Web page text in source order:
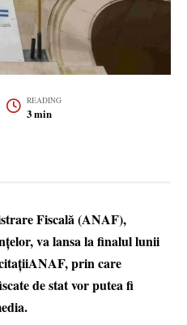
READING
3 min
Fiscală (ANAF),
va lansa la finalul lunii
prin care
de stat vor putea fi